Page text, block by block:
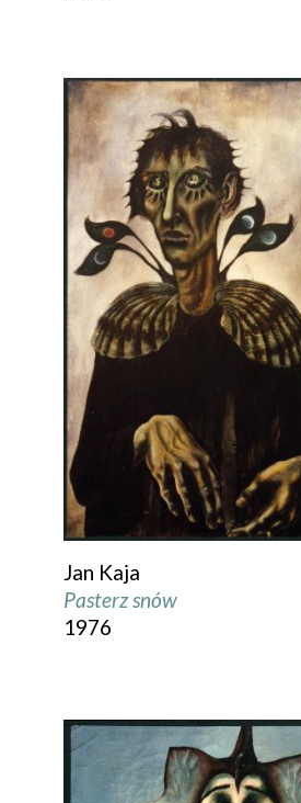
Jan Kaja
Pasterz snów
1976